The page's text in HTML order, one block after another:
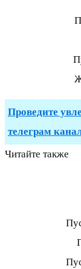
Проведите
телеграм
Читайте также